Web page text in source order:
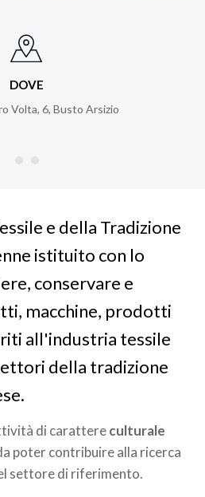
DOVE
Volta, 6, Busto Arsizio
e della Tradizione
istituito con lo
conservare e
macchine, prodotti
all'industria tessile
della tradizione
di carattereculturale
poter contribuire alla ricerca
settore di riferimento.